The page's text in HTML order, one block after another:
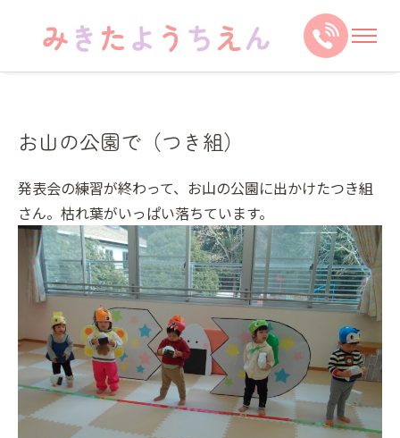
お山の公園で（つき組）
発表会の練習が終わって、お山の公園に出かけたつき組
さん。枯れ葉がいっぱい落ちています。